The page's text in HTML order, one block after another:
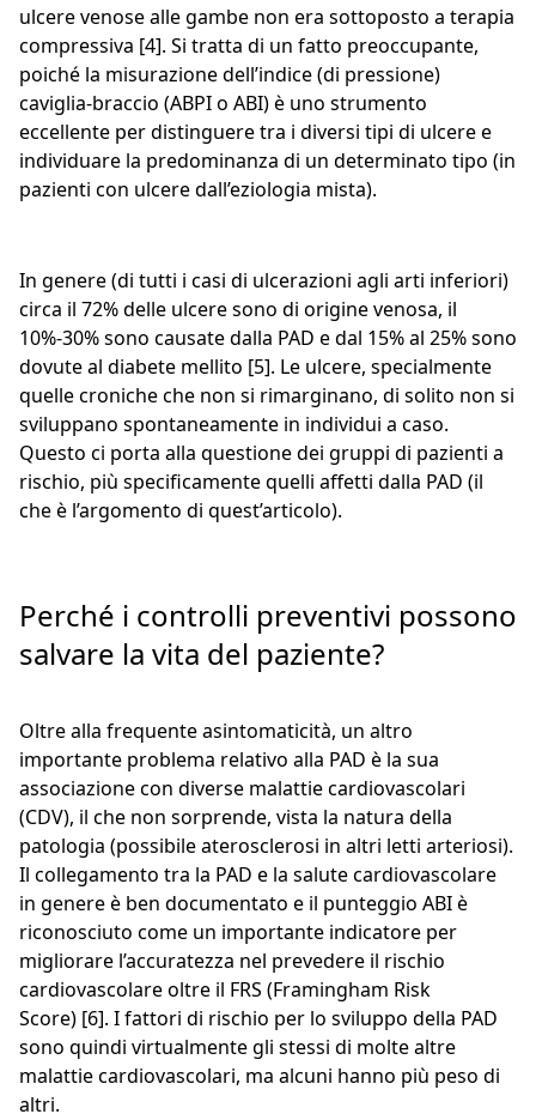
ulcere venose alle gambe non era sottoposto a terapia
compressiva [4]. Si tratta di un fatto preoccupante,
poiché la misurazione dell’indice (di pressione)
caviglia-braccio (ABPI o ABI) è uno strumento
eccellente per distinguere tra i diversi tipi di ulcere e
individuare la predominanza di un determinato tipo (in
pazienti con ulcere dall’eziologia mista).
In genere (di tutti i casi di ulcerazioni agli arti inferiori)
circa il 72% delle ulcere sono di origine venosa, il
10%-30% sono causate dalla PAD e dal 15% al 25% sono
dovute al diabete mellito [5]. Le ulcere, specialmente
quelle croniche che non si rimarginano, di solito non si
sviluppano spontaneamente in individui a caso.
Questo ci porta alla questione dei gruppi di pazienti a
rischio, più specificamente quelli affetti dalla PAD (il
che è l’argomento di quest’articolo).
Perché i controlli preventivi possono
salvare la vita del paziente?
Oltre alla frequente asintomaticità, un altro
importante problema relativo alla PAD è la sua
associazione con diverse malattie cardiovascolari
(CDV), il che non sorprende, vista la natura della
patologia (possibile aterosclerosi in altri letti arteriosi).
Il collegamento tra la PAD e la salute cardiovascolare
in genere è ben documentato e il punteggio ABI è
riconosciuto come un importante indicatore per
migliorare l’accuratezza nel prevedere il rischio
cardiovascolare oltre il FRS (Framingham Risk
Score) [6]. I fattori di rischio per lo sviluppo della PAD
sono quindi virtualmente gli stessi di molte altre
malattie cardiovascolari, ma alcuni hanno più peso di
altri.